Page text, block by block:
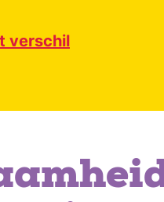
verschil